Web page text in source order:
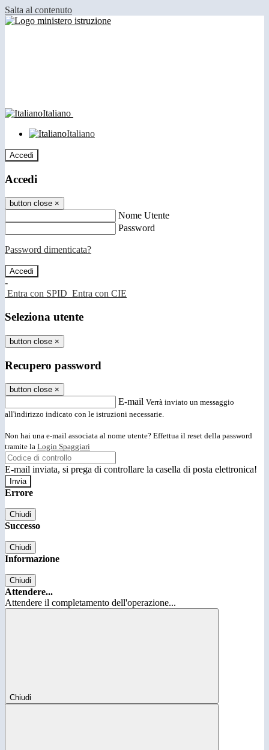
Salta al contenuto
Italiano
Italiano
Accedi
Accedi
button close ×
Nome Utente
Password
Password dimenticata?
-
Entra con SPID Entra con CIE
Seleziona utente
button close ×
Recupero password
button close ×
E-mail Verrà inviato un messaggio
all'indirizzo indicato con le istruzioni necessarie.
Non hai una e-mail associata al nome utente? Effettua il reset della password
tramite la Login Spaggiari
E-mail inviata, si prega di controllare la casella di posta elettronica!
Errore
Chiudi
Successo
Chiudi
Informazione
Chiudi
Attendere...
Attendere il completamento dell'operazione...
Chiudi